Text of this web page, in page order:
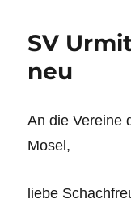
SV
neu
An die Vereine
Mosel,
liebe